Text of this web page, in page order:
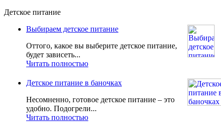
Детское питание
Выбираем детское питание
Оттого, какое вы выберите детское питание,
будет зависеть...
Читать полностью
Детское питание в баночках
Несомненно, готовое детское питание – это
удобно. Подогрели...
Читать полностью